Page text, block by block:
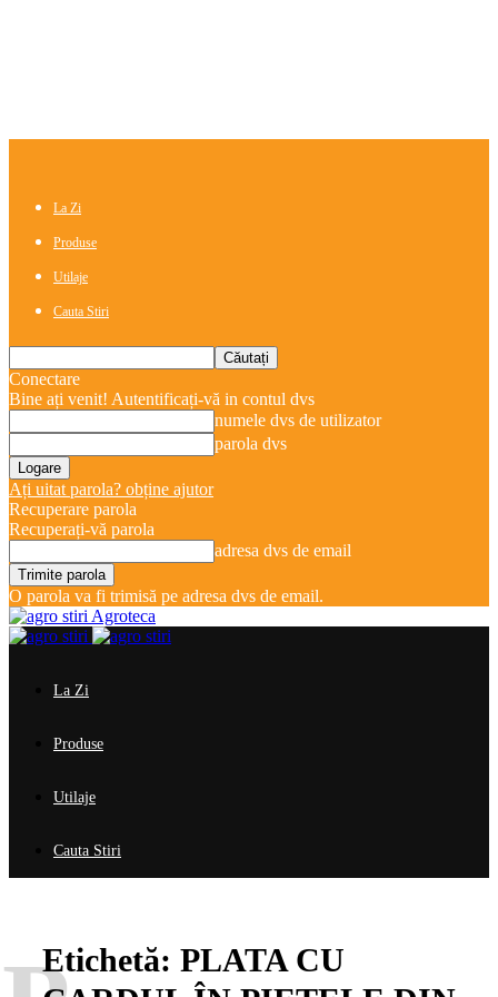
La Zi
Produse
Utilaje
Cauta Stiri
Conectare
Bine ați venit! Autentificați-vă in contul dvs
numele dvs de utilizator
parola dvs
Ați uitat parola? obține ajutor
Recuperare parola
Recuperați-vă parola
adresa dvs de email
O parola va fi trimisă pe adresa dvs de email.
Agroteca
La Zi
Produse
Utilaje
Cauta Stiri
Etichetă: PLATA CU